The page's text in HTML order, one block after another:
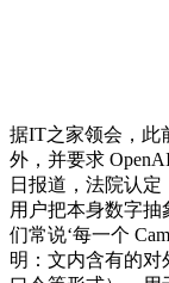
据IT之家领会，此
外，并要求
日报道，法院认定
用户把本身数字抽
们常说‘每一个
明：文内含有的对